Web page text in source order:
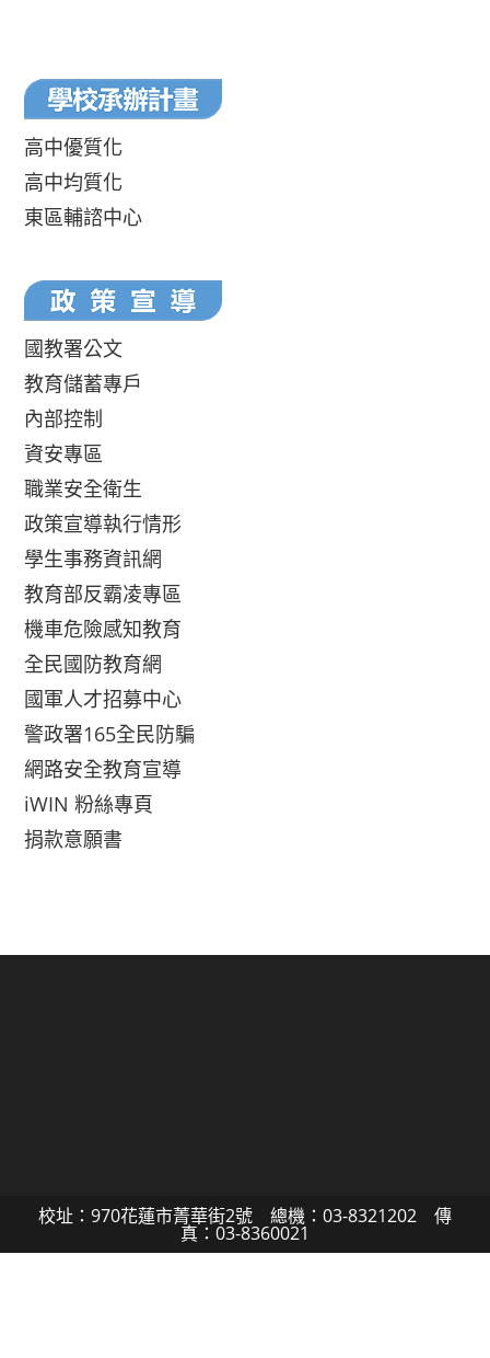
高中優質化
高中均質化
東區輔諮中心
國教署公文
教育儲蓄專戶
內部控制
資安專區
職業安全衛生
政策宣導執行情形
學生事務資訊網
教育部反霸凌專區
機車危險感知教育
全民國防教育網
國軍人才招募中心
警政署165全民防騙
網路安全教育宣導
iWIN 粉絲專頁
捐款意願書
校址：970花蓮市菁華街2號 總機：03-8321202 傳
真：03-8360021